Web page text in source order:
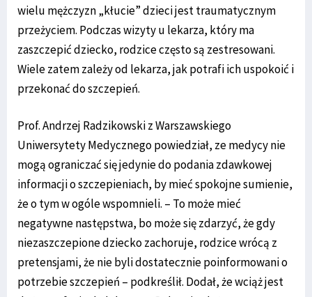
wielu mężczyzn „kłucie” dzieci jest traumatycznym
przeżyciem. Podczas wizyty u lekarza, który ma
zaszczepić dziecko, rodzice często są zestresowani.
Wiele zatem zależy od lekarza, jak potrafi ich uspokoić i
przekonać do szczepień.
Prof. Andrzej Radzikowski z Warszawskiego
Uniwersytety Medycznego powiedział, ze medycy nie
mogą ograniczać się jedynie do podania zdawkowej
informacji o szczepieniach, by mieć spokojne sumienie,
że o tym w ogóle wspomnieli. – To może mieć
negatywne następstwa, bo może się zdarzyć, że gdy
niezaszczepione dziecko zachoruje, rodzice wrócą z
pretensjami, że nie byli dostatecznie poinformowani o
potrzebie szczepień – podkreślił. Dodał, że wciąż jest